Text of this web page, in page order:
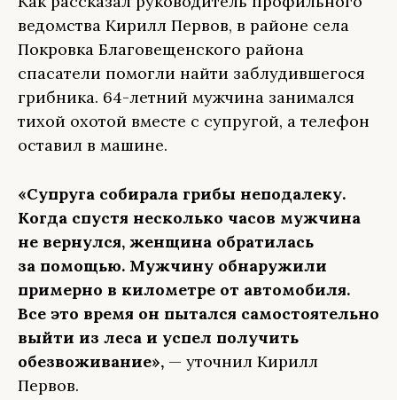
ведомства Кирилл Первов, в районе села
Покровка Благовещенского района
спасатели помогли найти заблудившегося
грибника. 64-летний мужчина занимался
тихой охотой вместе с супругой, а телефон
оставил в машине.
«Супруга собирала грибы неподалеку.
Когда спустя несколько часов мужчина
не вернулся, женщина обратилась
за помощью. Мужчину обнаружили
примерно в километре от автомобиля.
Все это время он пытался самостоятельно
выйти из леса и успел получить
обезвоживание», — уточнил Кирилл
Первов.